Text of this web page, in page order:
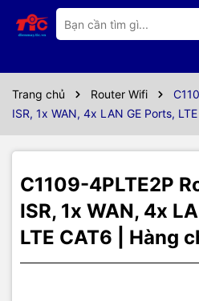
Trang chủ Router Wifi
ISR, 1x WAN, 4x LAN GE Ports,
C1109-4PLTE2P
ISR, 1x WAN, 4x
LTE CAT6 | Hàng
Thông số kỹ thuật
Thông số kỹ
router C1109-
Specification
Ports
1x WAN 1G
4x LAN 1G